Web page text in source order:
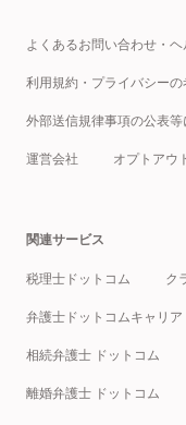
よくあるお問い合わせ・
利用規約・プライバシー
外部送信規律事項の公表等
運営会社 オプトアウ
関連サービス
税理士ドットコム ク
弁護士ドットコムキャリア
相続弁護士 ドットコム
離婚弁護士 ドットコム